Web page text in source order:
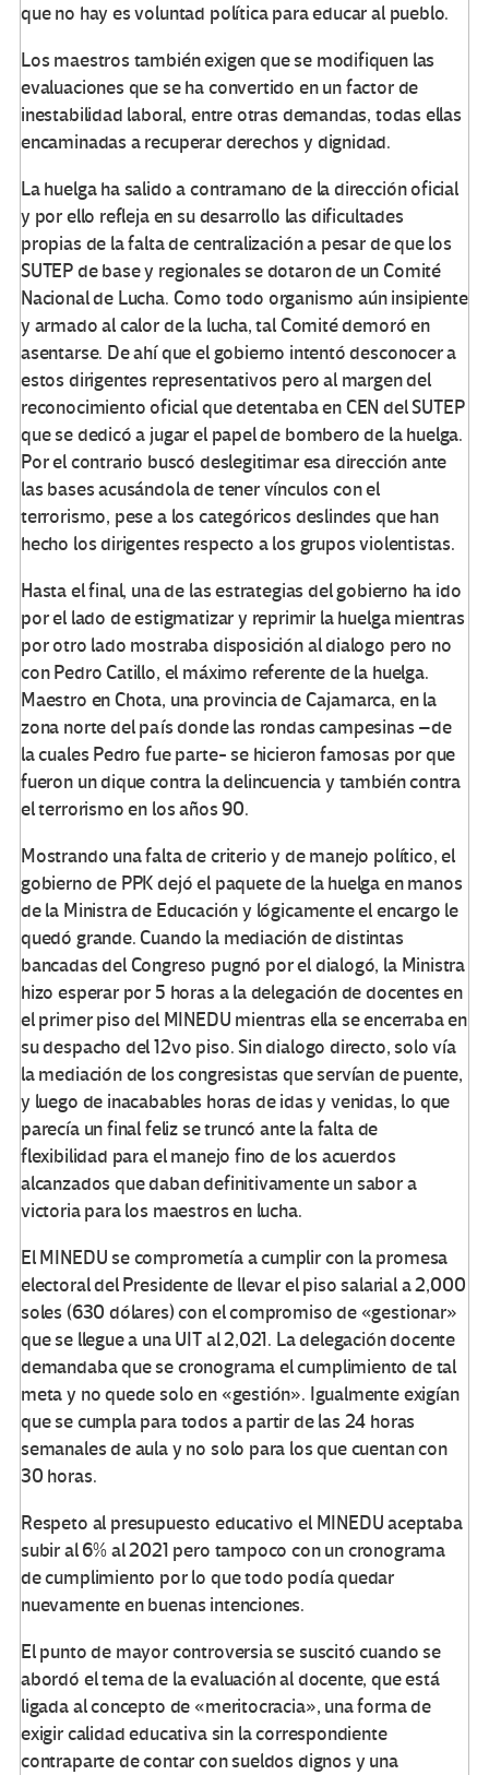
que no hay es voluntad política para educar al pueblo.
Los maestros también exigen que se modifiquen las
evaluaciones que se ha convertido en un factor de
inestabilidad laboral, entre otras demandas, todas ellas
encaminadas a recuperar derechos y dignidad.
La huelga ha salido a contramano de la dirección oficial
y por ello refleja en su desarrollo las dificultades
propias de la falta de centralización a pesar de que los
SUTEP de base y regionales se dotaron de un Comité
Nacional de Lucha. Como todo organismo aún insipiente
y armado al calor de la lucha, tal Comité demoró en
asentarse. De ahí que el gobierno intentó desconocer a
estos dirigentes representativos pero al margen del
reconocimiento oficial que detentaba en CEN del SUTEP
que se dedicó a jugar el papel de bombero de la huelga.
Por el contrario buscó deslegitimar esa dirección ante
las bases acusándola de tener vínculos con el
terrorismo, pese a los categóricos deslindes que han
hecho los dirigentes respecto a los grupos violentistas.
Hasta el final, una de las estrategias del gobierno ha ido
por el lado de estigmatizar y reprimir la huelga mientras
por otro lado mostraba disposición al dialogo pero no
con Pedro Catillo, el máximo referente de la huelga.
Maestro en Chota, una provincia de Cajamarca, en la
zona norte del país donde las rondas campesinas –de
la cuales Pedro fue parte- se hicieron famosas por que
fueron un dique contra la delincuencia y también contra
el terrorismo en los años 90.
Mostrando una falta de criterio y de manejo político, el
gobierno de PPK dejó el paquete de la huelga en manos
de la Ministra de Educación y lógicamente el encargo le
quedó grande. Cuando la mediación de distintas
bancadas del Congreso pugnó por el dialogó, la Ministra
hizo esperar por 5 horas a la delegación de docentes en
el primer piso del MINEDU mientras ella se encerraba en
su despacho del 12vo piso. Sin dialogo directo, solo vía
la mediación de los congresistas que servían de puente,
y luego de inacabables horas de idas y venidas, lo que
parecía un final feliz se truncó ante la falta de
flexibilidad para el manejo fino de los acuerdos
alcanzados que daban definitivamente un sabor a
victoria para los maestros en lucha.
El MINEDU se comprometía a cumplir con la promesa
electoral del Presidente de llevar el piso salarial a 2,000
soles (630 dólares) con el compromiso de «gestionar»
que se llegue a una UIT al 2,021. La delegación docente
demandaba que se cronograma el cumplimiento de tal
meta y no quede solo en «gestión». Igualmente exigían
que se cumpla para todos a partir de las 24 horas
semanales de aula y no solo para los que cuentan con
30 horas.
Respeto al presupuesto educativo el MINEDU aceptaba
subir al 6% al 2021 pero tampoco con un cronograma
de cumplimiento por lo que todo podía quedar
nuevamente en buenas intenciones.
El punto de mayor controversia se suscitó cuando se
abordó el tema de la evaluación al docente, que está
ligada al concepto de «meritocracia», una forma de
exigir calidad educativa sin la correspondiente
contraparte de contar con sueldos dignos y una